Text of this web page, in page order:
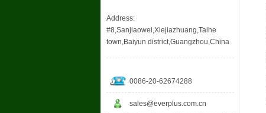
Address:
#8,Sanjiaowei,Xiejiazhuang,Taihe
town,Baiyun district,Guangzhou,China
0086-20-62674288
sales@everplus.com.cn